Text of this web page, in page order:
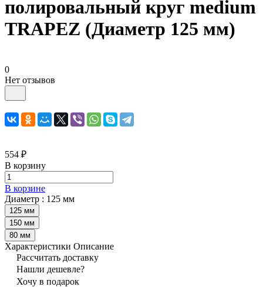
полировальный круг medium
TRAPEZ (Диаметр 125 мм)
0
Нет отзывов
554 ₽
В корзину
В корзине
Диаметр : 125 мм
125 мм
150 мм
80 мм
Характеристики Описание
Рассчитать доставку
Нашли дешевле?
Хочу в подарок